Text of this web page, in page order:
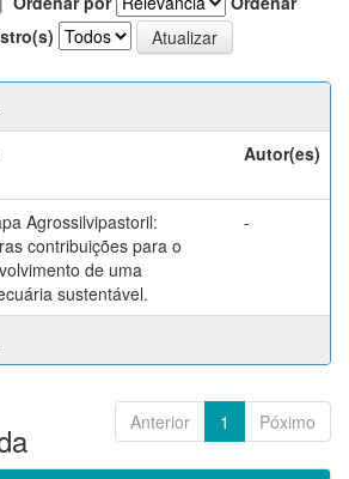
Autor(es)
Agrossilvipastoril:
contribuições para o
de uma
sustentável.
-
Anterior 1 Póximo